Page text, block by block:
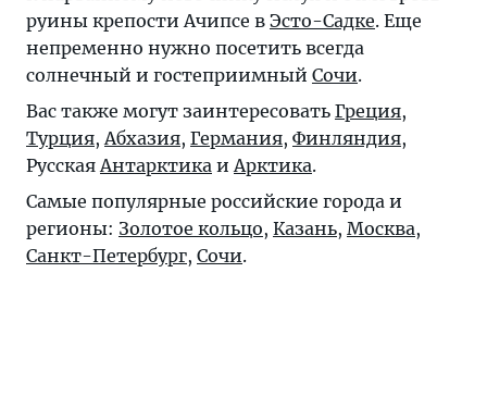
руины крепости Ачипсе в Эсто-Садке. Еще
непременно нужно посетить всегда
солнечный и гостеприимный Сочи.
Вас также могут заинтересовать Греция,
Турция,Абхазия, Германия, Финляндия,
РусскаяАнтарктика иАрктика.
Самые популярные российские города и
регионы: Золотое кольцо, Казань, Москва,
Санкт-Петербург, Сочи.